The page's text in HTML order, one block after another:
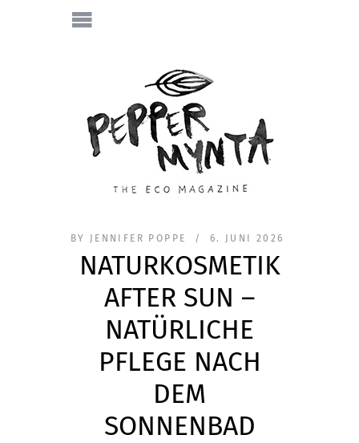
BY JENNIFER POPPE 6. JUNI 2026
NATURKOSMETIK
AFTER SUN –
NATÜRLICHE
PFLEGE NACH
DEM
SONNENBAD